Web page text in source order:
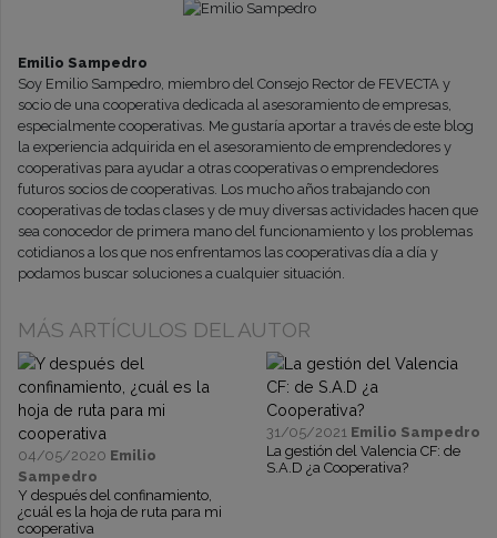
Emilio Sampedro
Soy Emilio Sampedro, miembro del Consejo Rector de FEVECTA y
socio de una cooperativa dedicada al asesoramiento de empresas,
especialmente cooperativas. Me gustaría aportar a través de este blog
la experiencia adquirida en el asesoramiento de emprendedores y
cooperativas para ayudar a otras cooperativas o emprendedores
futuros socios de cooperativas. Los mucho años trabajando con
cooperativas de todas clases y de muy diversas actividades hacen que
sea conocedor de primera mano del funcionamiento y los problemas
cotidianos a los que nos enfrentamos las cooperativas día a día y
podamos buscar soluciones a cualquier situación.
MÁS ARTÍCULOS DEL AUTOR
04/05/2020 Emilio
Sampedro
Y después del confinamiento,
¿cuál es la hoja de ruta para mi
cooperativa
31/05/2021 Emilio Sampedro
La gestión del Valencia CF: de
S.A.D ¿a Cooperativa?